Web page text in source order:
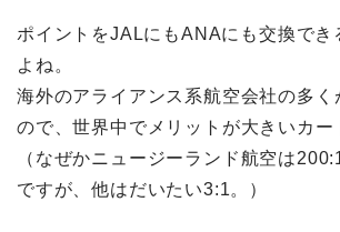
ポイントをJALにもANAにも交換でき
よね。
海外のアライアンス系航空会社の多く
ので、世界中でメリットが大きいカー
（なぜかニュージーランド航空は
ですが、他はだいたい3:1。）